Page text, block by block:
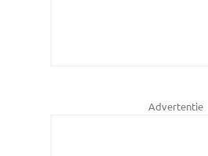
Advertentie